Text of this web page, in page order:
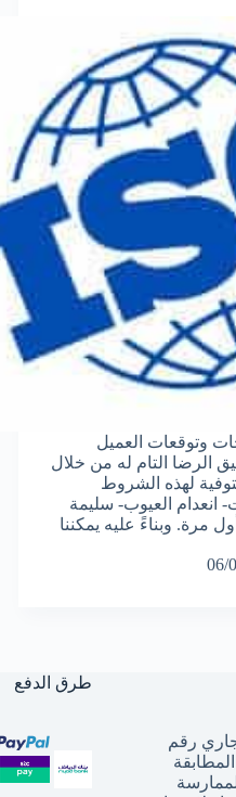
وتوقعات العميل
الرضا التام له من خلال
لهذه الشروط
انعدام العيوب- سليمة
مرة. وبناءً عليه يمكننا
06/
رقم
المطابقة
طرق الدفع